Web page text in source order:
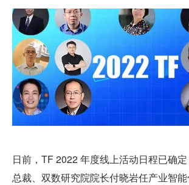
日前，TF 2022 年度线上活动日程已确
总裁、双数研究院院长付晓岩任产业智能